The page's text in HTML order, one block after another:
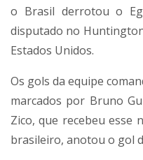
o Brasil derrotou o
disputado no
Estados Unidos.
Os gols da equipe
marcados por Bruno
Zico, que recebeu esse
brasileiro, anotou o gol